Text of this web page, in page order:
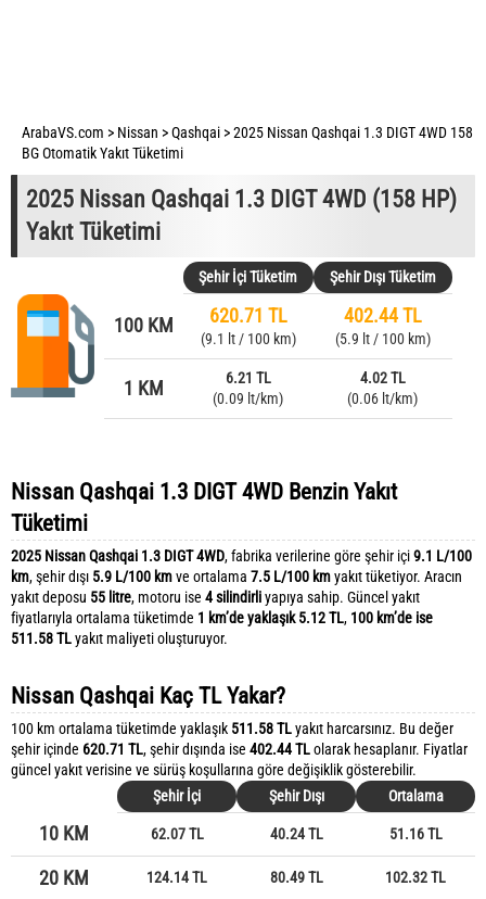
ArabaVS.com > Nissan >Qashqai >2025 Nissan Qashqai 1.3 DIGT 4WD 158
BG Otomatik Yakıt Tüketimi
2025 Nissan Qashqai 1.3 DIGT 4WD (158 HP)
Yakıt Tüketimi
Şehir İçi Tüketim Şehir Dışı Tüketim
100 KM 620.71 TL
(9.1 lt / 100 km)
402.44 TL
(5.9 lt / 100 km)
1 KM
6.21 TL
(0.09 lt/km)
4.02 TL
(0.06 lt/km)
Nissan Qashqai 1.3 DIGT 4WD Benzin Yakıt
Tüketimi
2025 Nissan Qashqai 1.3 DIGT 4WD, fabrika verilerine göre şehir içi9.1 L/100
km, şehir dışı 5.9 L/100 kmve ortalama 7.5 L/100 kmyakıt tüketiyor. Aracın
yakıt deposu 55 litre, motoru ise 4 silindirliyapıya sahip. Güncel yakıt
fiyatlarıyla ortalama tüketimde 1 km’de yaklaşık 5.12 TL, 100 km’de ise
511.58 TLyakıt maliyeti oluşturuyor.
Nissan Qashqai Kaç TL Yakar?
100 km ortalama tüketimde yaklaşık 511.58 TLyakıt harcarsınız. Bu değer
şehir içinde 620.71 TL, şehir dışında ise 402.44 TLolarak hesaplanır. Fiyatlar
güncel yakıt verisine ve sürüş koşullarına göre değişiklik gösterebilir.
Şehir İçi
Şehir Dışı Ortalama
10 KM 62.07 TL 40.24 TL 51.16 TL
20 KM 124.14 TL 80.49 TL 102.32 TL